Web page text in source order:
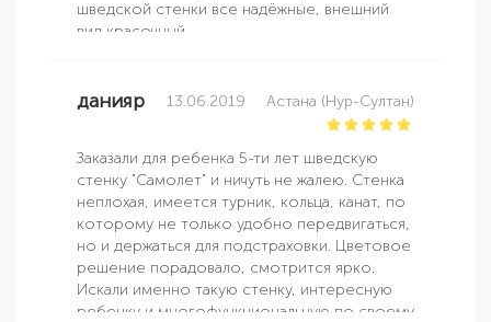
шведской стенки все надёжные, внешний
вид красочный.
данияр 13.06.2019 Астана (Нур-Султан)
Заказали для ребенка 5-ти лет шведскую
стенку "Самолет" и ничуть не жалею. Стенка
неплохая, имеется турник, кольца, канат, по
которому не только удобно передвигаться,
но и держаться для подстраховки. Цветовое
решение порадовало, смотрится ярко.
Искали именно такую стенку, интересную
ребенку и многофункциональную по своему